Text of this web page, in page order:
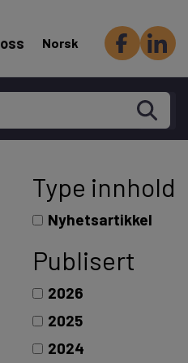
menu
Norsk
Type innhold
Nyhetsartikkel
Publisert
2026
2025
2024